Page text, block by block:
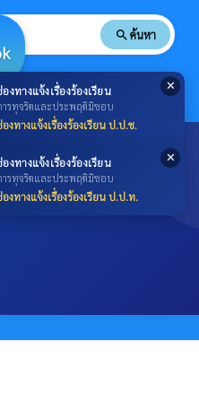
✕
องทางแจ้งเรื่องร้องเรียน
ารทุจริตและประพฤติมิชอบ
งทางแจ้งเรื่องร้องเรียน ป.ป.ช.
✕
องทางแจ้งเรื่องร้องเรียน
ารทุจริตและประพฤติมิชอบ
งทางแจ้งเรื่องร้องเรียน ป.ป.ท.
search ค้นหา